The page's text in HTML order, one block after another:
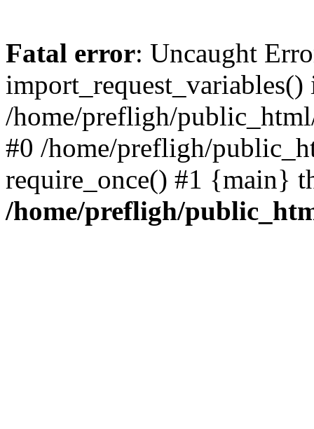
Fatal error: Uncaught
import_request_variables()
/home/prefligh/
#0 /home/prefligh/
require_once() #1 {main}
/home/prefligh/